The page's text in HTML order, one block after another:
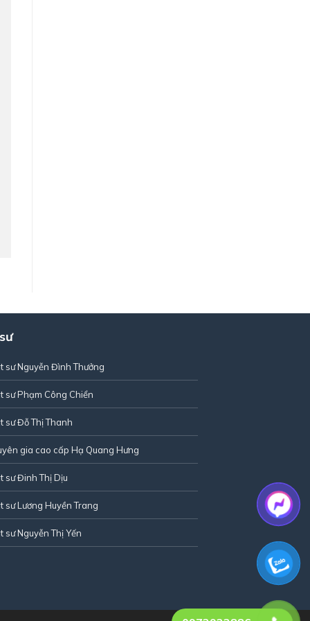
sư Nguyễn Đình Thưởng
sư Phạm Công Chiển
sư Đỗ Thị Thanh
gia cao cấp Hạ Quang Hưng
sư Đinh Thị Dịu
sư Lương Huyền Trang
sư Nguyễn Thị Yến